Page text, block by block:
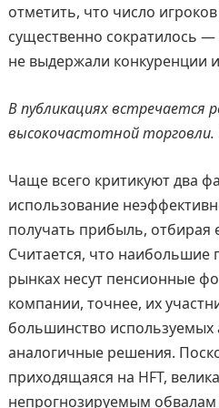
отметить, что число игроков
существенно сократилось
не выдержали конкуренции
В публикациях встречается
высокочастотной торговли.
Чаще всего критикуют два
использование
получать прибыль, отбирая
Считается, что наибольшие
рынках несут пенсионные
компании, точнее, их
большинство
аналогичные решения.
приходящаяся на HFT,
непрогнозируемым обвалам